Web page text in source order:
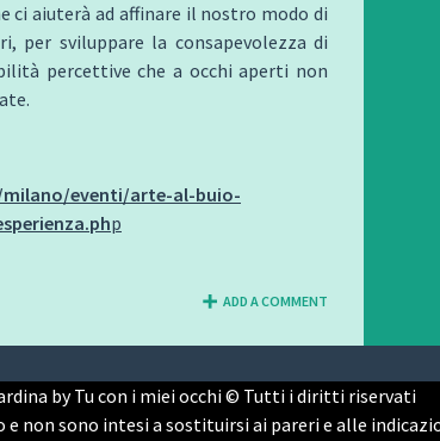
ci aiuterà ad affinare il nostro modo di
per sviluppare la consapevolezza di
percettive che a occhi aperti non
eventi/arte-al-buio-
p
ADD A COMMENT
by Tu con i miei occhi © Tutti i diritti riservati
non sono intesi a sostituirsi ai pareri e alle